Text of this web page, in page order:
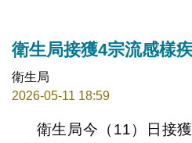
衛生局接獲4宗流感樣
衛生局
2026-05-11 18:59
衛生局今（11）日接